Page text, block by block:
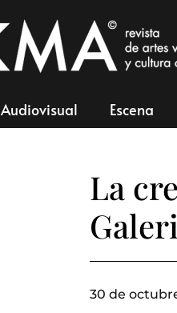
Audiovisual Escena
La
30 de